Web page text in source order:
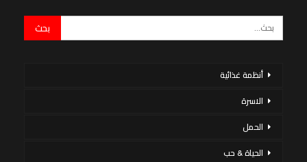
أنظمة غذائية
الاسرة
الحمل
الحياة & حب